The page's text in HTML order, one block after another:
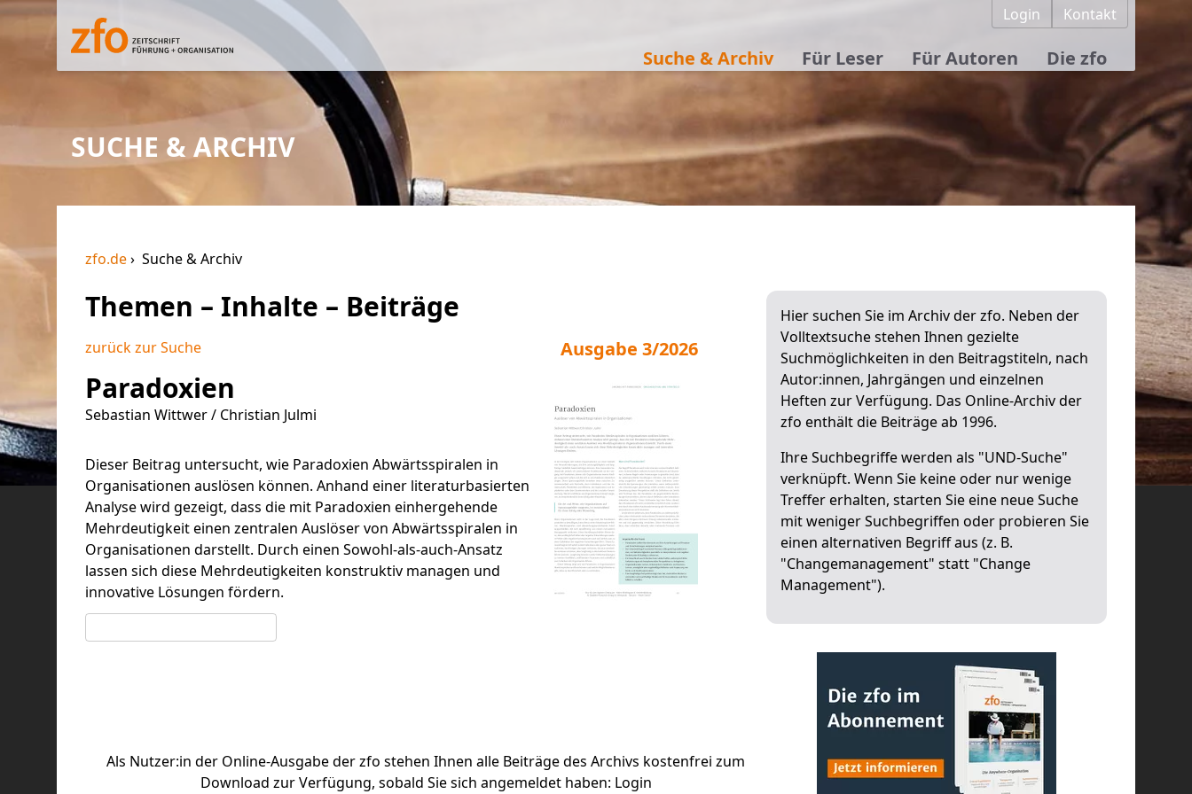
Suche & Archiv Für Leser Für Autoren Die zfo
Login Kontakt
SUCHE & ARCHIV
zfo.de Suche & Archiv
Themen – Inhalte – Beiträge
zurück zur Suche
Paradoxien
Sebastian Wittwer / Christian Julmi
Dieser Beitrag untersucht, wie Paradoxien Abwärtsspiralen in
Organisationen auslösen können. Anhand einer literaturbasierten
Analyse wird gezeigt, dass die mit Paradoxien einhergehende
Mehrdeutigkeit einen zentralen Auslöser von Abwärtsspiralen in
Organisationen darstellt. Durch einen Sowohl-als-auch-Ansatz
lassen sich diese Mehrdeutigkeiten konstruktiv managen und
innovative Lösungen fördern.
Ausgabe 3/2026
Als Nutzer:in der Online-Ausgabe der zfo stehen Ihnen alle Beiträge des Archivs kostenfrei zum
Download zur Verfügung, sobald Sie sich angemeldet haben: Login
Hier suchen Sie im Archiv der zfo. Neben der
Volltextsuche stehen Ihnen gezielte
Suchmöglichkeiten in den Beitragstiteln, nach
Autor:innen, Jahrgängen und einzelnen
Heften zur Verfügung. Das Online-Archiv der
zfo enthält die Beiträge ab 1996.
Ihre Suchbegriffe werden als "UND-Suche"
verknüpft. Wenn Sie keine oder nur wenige
Treffer erhalten, starten Sie eine neue Suche
mit weniger Suchbegriffen oder probieren Sie
einen alternativen Begriff aus (z. B.
"Changemanagement" statt "Change
Management").